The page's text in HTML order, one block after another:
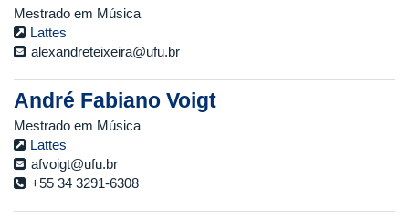
Mestrado em Música
Lattes
alexandreteixeira@ufu.br
André Fabiano Voigt
Mestrado em Música
Lattes
afvoigt@ufu.br
+55 34 3291-6308